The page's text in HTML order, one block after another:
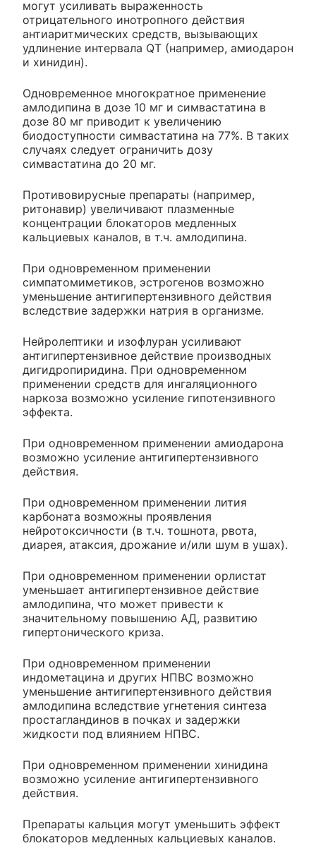
могут усиливать выраженность
отрицательного инотропного действия
антиаритмических средств, вызывающих
удлинение интервала QT (например, амиодарон
и хинидин).
Одновременное многократное применение
амлодипина в дозе 10 мг и симвастатина в
дозе 80 мг приводит к увеличению
биодоступности симвастатина на 77%. В таких
случаях следует ограничить дозу
симвастатина до 20 мг.
Противовирусные препараты (например,
ритонавир) увеличивают плазменные
концентрации блокаторов медленных
кальциевых каналов, в т.ч. амлодипина.
При одновременном применении
симпатомиметиков, эстрогенов возможно
уменьшение антигипертензивного действия
вследствие задержки натрия в организме.
Нейролептики и изофлуран усиливают
антигипертензивное действие производных
дигидропиридина. При одновременном
применении средств для ингаляционного
наркоза возможно усиление гипотензивного
эффекта.
При одновременном применении амиодарона
возможно усиление антигипертензивного
действия.
При одновременном применении лития
карбоната возможны проявления
нейротоксичности (в т.ч. тошнота, рвота,
диарея, атаксия, дрожание и/или шум в ушах).
При одновременном применении орлистат
уменьшает антигипертензивное действие
амлодипина, что может привести к
значительному повышению АД, развитию
гипертонического криза.
При одновременном применении
индометацина и других НПВС возможно
уменьшение антигипертензивного действия
амлодипина вследствие угнетения синтеза
простагландинов в почках и задержки
жидкости под влиянием НПВС.
При одновременном применении хинидина
возможно усиление антигипертензивного
действия.
Препараты кальция могут уменьшить эффект
блокаторов медленных кальциевых каналов.